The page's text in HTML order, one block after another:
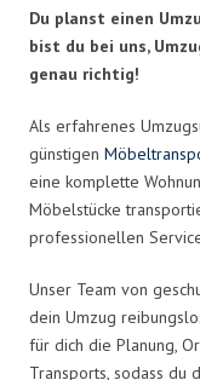
Du planst einen
bist du bei uns,
genau richtig!
Als erfahrenes
günstigen
eine komplette
Möbelstücke
professionellen
Unser Team von
dein Umzug
für dich die Planung,
Transports, sodass du